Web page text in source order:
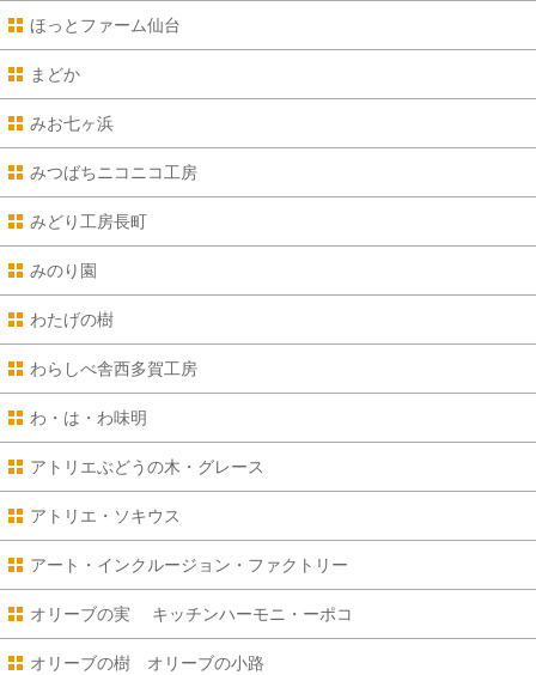
ほっとファーム仙台
まどか
みお七ヶ浜
みつばちニコニコ工房
みどり工房長町
みのり園
わたげの樹
わらしべ舎西多賀工房
わ・は・わ味明
アトリエぶどうの木・グレース
アトリエ・ソキウス
アート・インクルージョン・ファクトリー
オリーブの実 キッチンハーモニ・ーポコ
オリーブの樹 オリーブの小路